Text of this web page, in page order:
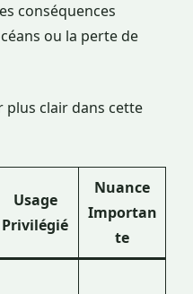
conséquences
ou la perte de
plus clair dans cette
Usage
Privilégié
Nuance
Importan
te